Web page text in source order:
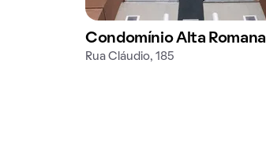
Condomínio Alta Romana
Rua Cláudio, 185